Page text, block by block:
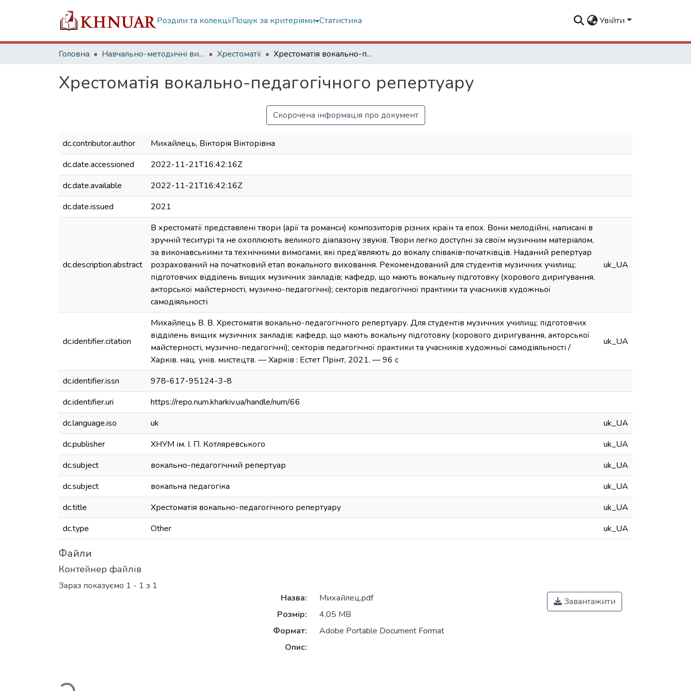
Розділи та колекціїПошук за критеріями Статистика Увійти
Головна Навчально-методичні видання Хрестоматії Хрестоматія вокально-педагогічного репертуару
Хрестоматія вокально-педагогічного репертуару
Скорочена інформація про документ
dc.contributor.author
Михайлець, Вікторія Вікторівна
dc.date.accessioned
2022-11-21T16:42:16Z
dc.date.available
2022-11-21T16:42:16Z
dc.date.issued
2021
dc.description.abstract
В хрестоматії представлені твори (арії та романси) композиторів різних країн та епох. Вони мелодійні, написані в
зручній теситурі та не охоплюють великого діапазону звуків. Твори легко доступні за своїм музичним матеріалом,
за виконавськими та технічними вимогами, які пред’являють до вокалу співаків‑початківців. Наданий репертуар
розрахований на початковий етап вокального виховання. Рекомендований для студентів музичних училищ;
підготовчих відділень вищих музичних закладів; кафедр, що мають вокальну підготовку (хорового диригування,
акторської майстерності, музично-педагогічні); секторів педагогічної практики та учасників художньої
самодіяльності
uk_UA
dc.identifier.citation
Михайлець В. В. Хрестоматія вокально-педагогічного репертуару. Для студентів музичних училищ; підготовчих
відділень вищих музичних закладів; кафедр, що мають вокальну підготовку (хорового диригування, акторської
майстерності, музично-педагогічні); секторів педагогічної практики та учасників художньої самодіяльності /
Харків. нац. унів. мистецтв. — Харків : Естет Прінт, 2021. — 96 с
uk_UA
dc.identifier.issn
978-617-95124-3-8
dc.identifier.uri
https://repo.num.kharkiv.ua/handle/num/66
dc.language.iso
uk
uk_UA
dc.publisher
ХНУМ ім. І. П. Котляревського
uk_UA
dc.subject
вокально-педагогічний репертуар
uk_UA
dc.subject
вокальна педагогіка
uk_UA
dc.title
Хрестоматія вокально-педагогічного репертуару
uk_UA
dc.type
Other uk_UA
Файли
Контейнер файлів
Зараз показуємо 1 - 1 з 1
Вантажиться...
Назва:
Михайлец.pdf
Розмір:
4,05 MB
Формат:
Adobe Portable Document Format
Опис:
Завантажити